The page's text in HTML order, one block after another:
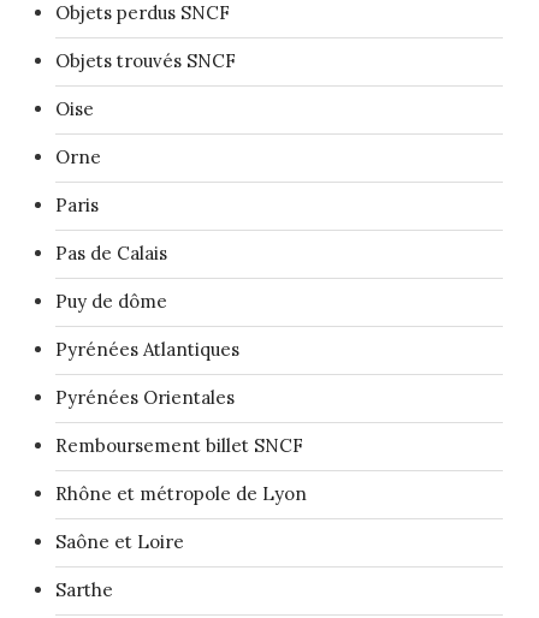
Objets perdus SNCF
Objets trouvés SNCF
Oise
Orne
Paris
Pas de Calais
Puy de dôme
Pyrénées Atlantiques
Pyrénées Orientales
Remboursement billet SNCF
Rhône et métropole de Lyon
Saône et Loire
Sarthe